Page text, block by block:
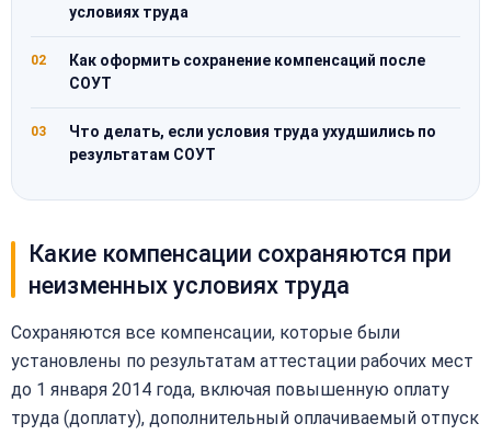
условиях труда
02
Как оформить сохранение компенсаций после
СОУТ
03
Что делать, если условия труда ухудшились по
результатам СОУТ
Какие компенсации сохраняются при
неизменных условиях труда
Сохраняются все компенсации, которые были
установлены по результатам аттестации рабочих мест
до 1 января 2014 года, включая повышенную оплату
труда (доплату), дополнительный оплачиваемый отпуск